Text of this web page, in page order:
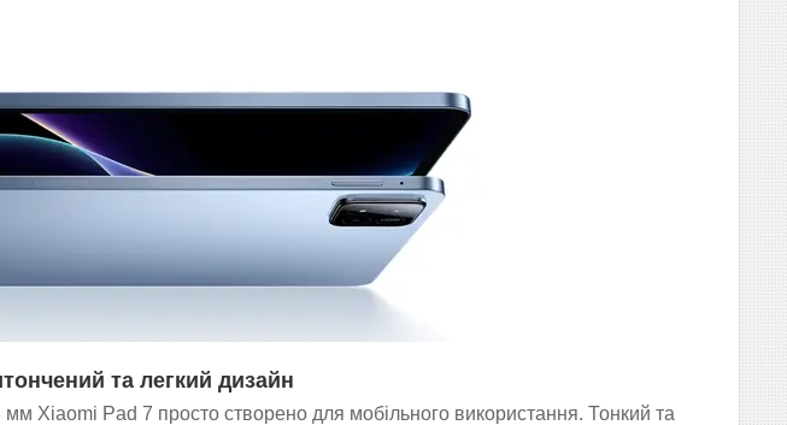
та легкий дизайн
мм Xiaomi Pad 7 просто створено для мобільного використання. Тонкий та